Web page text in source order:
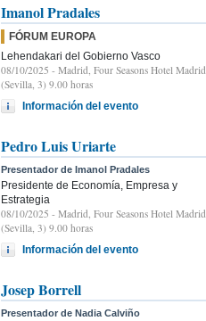
Imanol Pradales
FÓRUM EUROPA
Lehendakari del Gobierno Vasco
08/10/2025 - Madrid, Four Seasons Hotel Madrid
(Sevilla, 3) 9.00 horas
Información del evento
Pedro Luis Uriarte
Presentador de Imanol Pradales
Presidente de Economía, Empresa y
Estrategia
08/10/2025 - Madrid, Four Seasons Hotel Madrid
(Sevilla, 3) 9.00 horas
Información del evento
Josep Borrell
Presentador de Nadia Calviño